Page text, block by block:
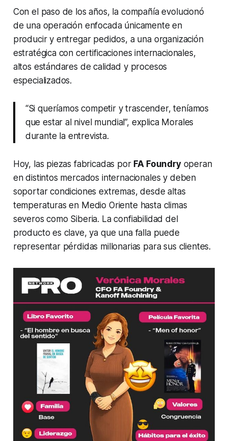
Con el paso de los años, la compañía evolucionó
de una operación enfocada únicamente en
producir y entregar pedidos, a una organización
estratégica con certificaciones internacionales,
altos estándares de calidad y procesos
especializados.
“Si queríamos competir y trascender, teníamos
que estar al nivel mundial”, explica Morales
durante la entrevista.
Hoy, las piezas fabricadas por FA Foundryoperan
en distintos mercados internacionales y deben
soportar condiciones extremas, desde altas
temperaturas en Medio Oriente hasta climas
severos como Siberia. La confiabilidad del
producto es clave, ya que una falla puede
representar pérdidas millonarias para sus clientes.